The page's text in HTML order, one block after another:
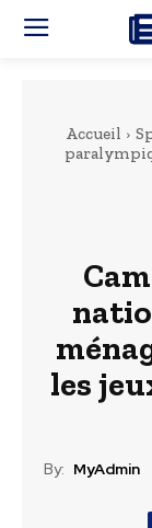
Accueil
les
By: MyAdmin